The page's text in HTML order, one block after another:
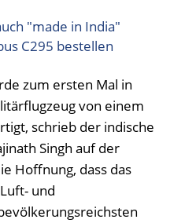
"made in India"
C295 bestellen
zum ersten Mal in
von einem
schrieb der indische
Singh auf der
Hoffnung, dass das
und